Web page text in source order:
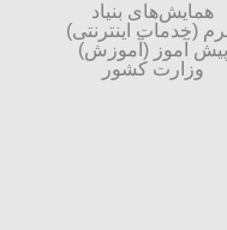
همایش‌های بنیاد
(خدمات اینترنتی)
پیش آموز (آموزش)
وزارت کشور